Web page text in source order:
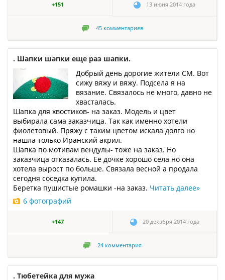
+151 13 июня 2014 года
45 комментариев
. Шапки шапки еще раз шапки.
Добрый день дорогие жители СМ. Вот
сижу вяжу и вяжу. Подсела я на
вязание. Связалось не много, давно не
хвасталась.
Шапка для хвостиков- на заказ. Модель и цвет
выбирала сама заказчица. Так как именно хотели
фиолетовый. Пряжу с таким цветом искала долго но
нашла только Иранский акрил.
Шапка по мотивам вендулы- тоже на заказ. Но
заказчица отказалась. Её дочке хорошо села но она
хотела вырост по больше. Связала весной а продала
сегодня соседка купила.
Беретка пушистые ромашки -на заказ. Читать далее»
6 фотографий
+147 20 декабря 2014 года
24 комментария
. Тюбетейка для мужа